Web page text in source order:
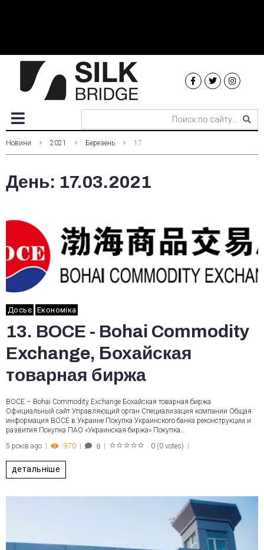
Новини 2021 Березень 17
День: 17.03.2021
Досьє Економіка
13. BOCE - Bohai Commodity
Exchange, Бохайская
товарная биржа
BOCE – Bohai Commodity Exchange Бохайская товарная биржа
Официальный сайт Управляющий орган Специализация компании Общая
информация BOCE в Украине Покупка Украинского банка реконструкции и
развития Покупка ПАО «Украинская биржа» Покупка…
5 років ago
970 0 0 (0 votes)
детальніше